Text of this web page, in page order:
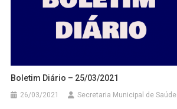
Boletim Diário – 25/03/2021
26/03/2021 Secretaria Municipal de Saúde